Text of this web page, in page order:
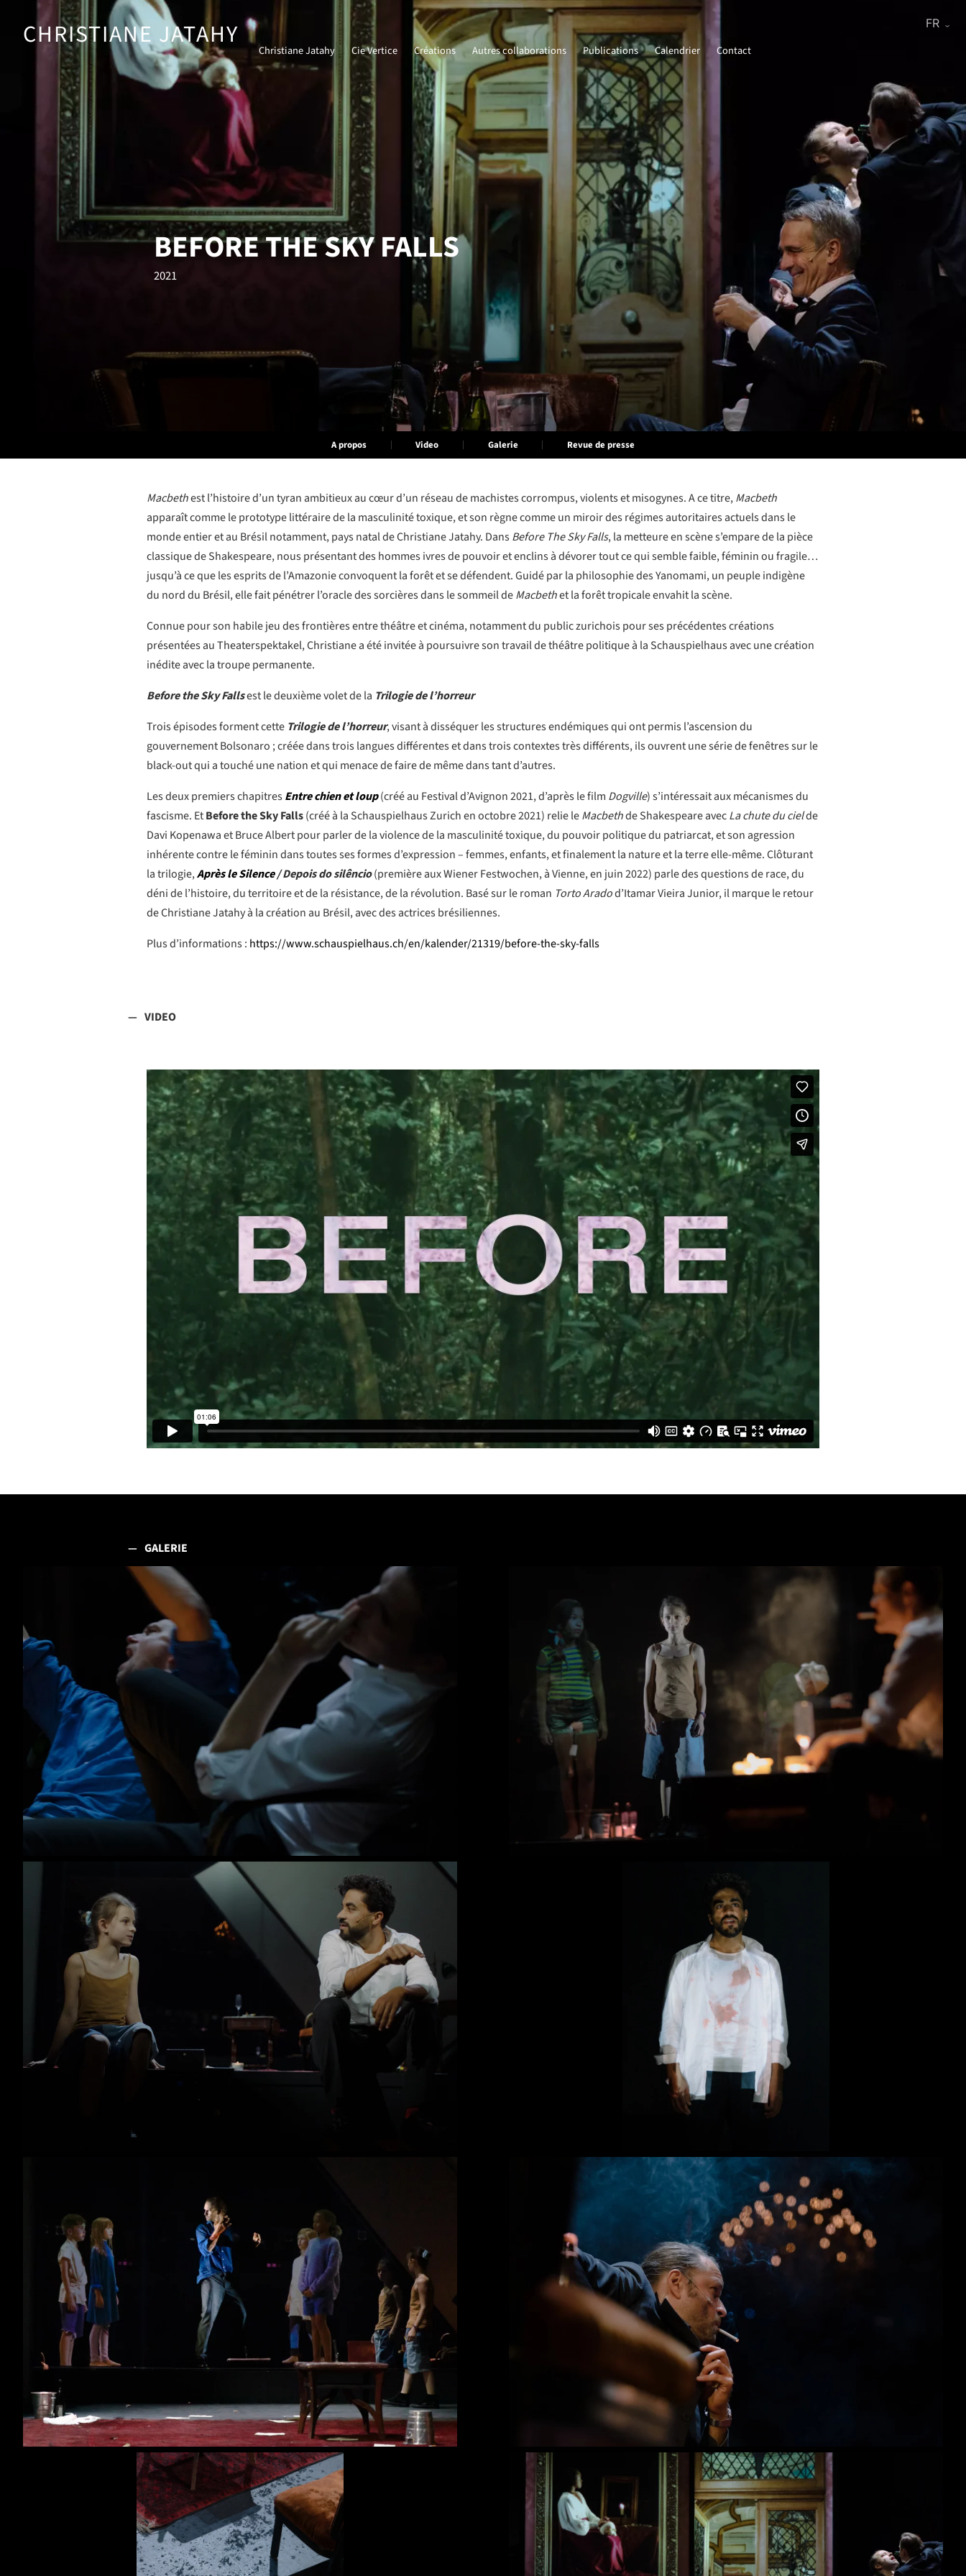
contentCHRISTIANE JATAHY Christiane Jatahy Cie Vertice Créations Autres collaborations Publications Calendrier Contact
BEFORE THE SKY FALLS
2021
A propos Video Galerie Revue de presse
Macbethest l’histoire d’un tyran ambitieux au cœur d’un réseau de machistes corrompus, violents et misogynes. A ce titre,Macbeth
apparaît comme le prototype littéraire de la masculinité toxique, et son règne comme un miroir des régimes autoritaires actuels dans le
monde entier et au Brésil notamment, pays natal de Christiane Jatahy. DansBefore The Sky Falls, la metteure en scène s’empare de la pièce
classique de Shakespeare, nous présentant des hommes ivres de pouvoir et enclins à dévorer tout ce qui semble faible, féminin ou fragile…
jusqu’à ce que les esprits de l’Amazonie convoquent la forêt et se défendent. Guidé par la philosophie des Yanomami, un peuple indigène
du nord du Brésil, elle fait pénétrer l’oracle des sorcières dans le sommeil deMacbethet la forêt tropicale envahit la scène.
Connue pour son habile jeu des frontières entre théâtre et cinéma, notamment du public zurichois pour ses précédentes créations
présentées au Theaterspektakel, Christiane a été invitée à poursuivre son travail de théâtre politique à la Schauspielhaus avec une création
inédite avec la troupe permanente.
Before the Sky Fallsest le deuxième volet de la Trilogie de l’horreur
Trois épisodes forment cette Trilogie de l’horreur, visant à disséquer les structures endémiques qui ont permis l’ascension du
gouvernement Bolsonaro ; créée dans trois langues différentes et dans trois contextes très différents, ils ouvrent une série de fenêtres sur le
black-out qui a touché une nation et qui menace de faire de même dans tant d’autres.
Les deux premiers chapitresEntre chien et loup(créé au Festival d’Avignon 2021, d’après le film Dogville) s’intéressait aux mécanismes du
fascisme. EtBefore the Sky Falls(créé à la Schauspielhaus Zurich en octobre 2021) relie leMacbethde Shakespeare avecLa chute du cielde
Davi Kopenawa et Bruce Albert pour parler de la violence de la masculinité toxique, du pouvoir politique du patriarcat, et son agression
inhérente contre le féminin dans toutes ses formes d’expression – femmes, enfants, et finalement la nature et la terre elle-même. Clôturant
la trilogie,Après le Silence/ Depois do silêncio(première aux Wiener Festwochen, à Vienne, en juin 2022) parle des questions de race, du
déni de l’histoire, du territoire et de la résistance, de la révolution. Basé sur le roman Torto Aradod’Itamar Vieira Junior, il marque le retour
de Christiane Jatahy à la création au Brésil, avec des actrices brésiliennes.
Plus d’informations : https://www.schauspielhaus.ch/en/kalender/21319/before-the-sky-falls
VIDEO
GALERIE